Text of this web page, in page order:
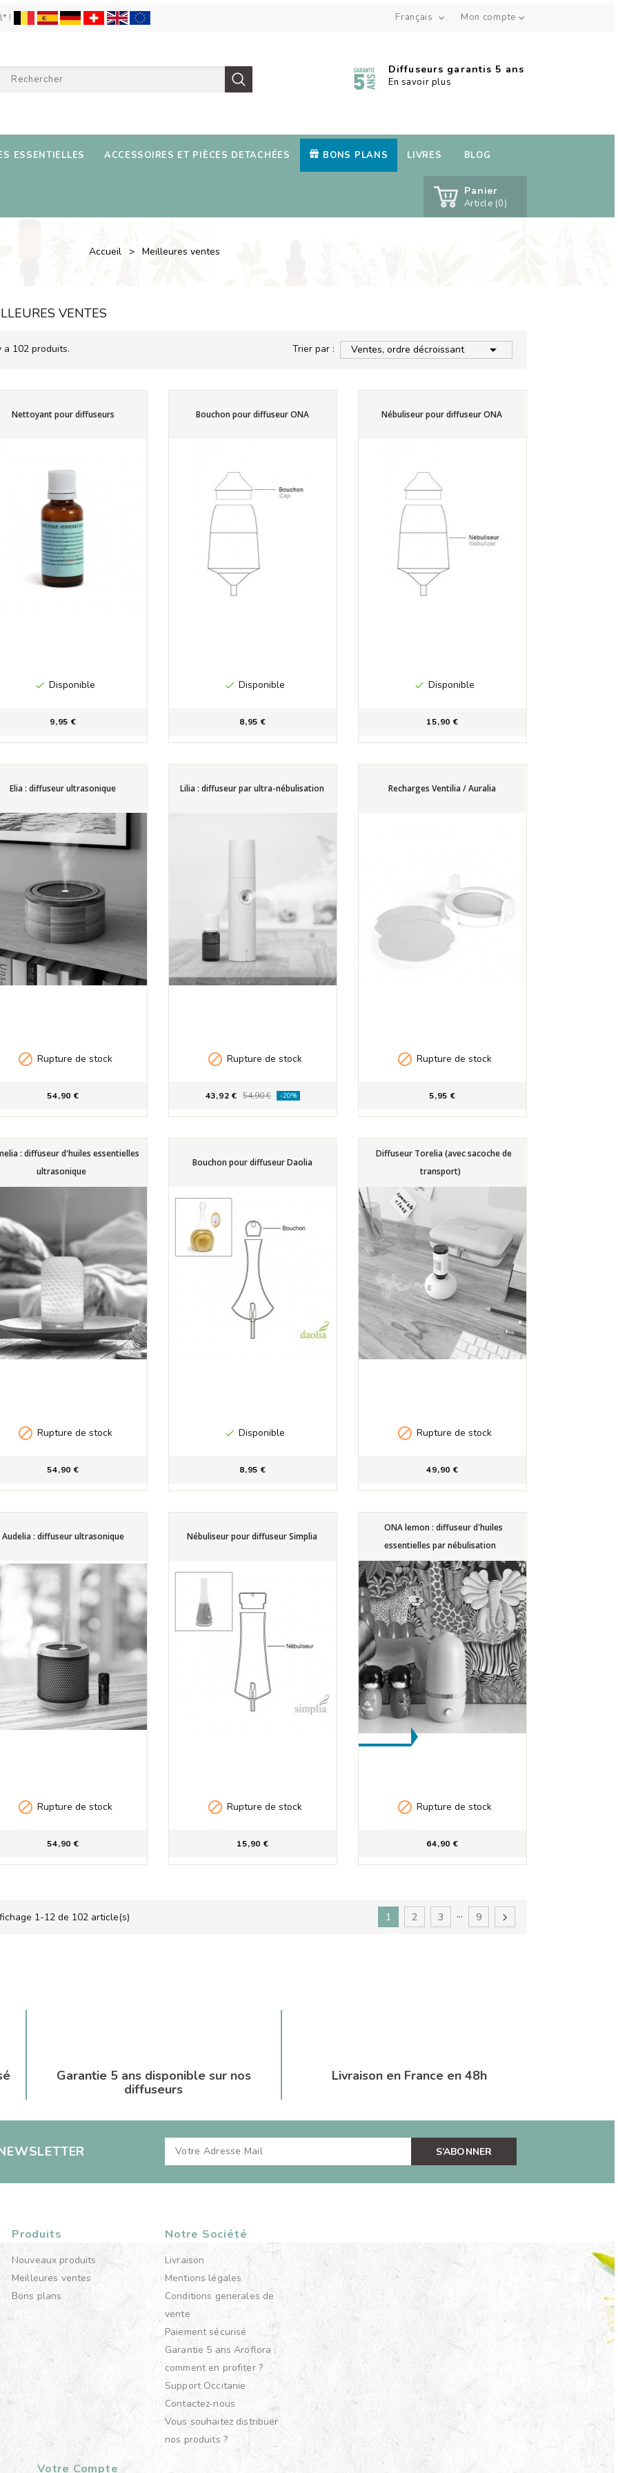
! Français  Mon compte 
Diffuseurs garantis 5 ans
En savoir plus
ESSENTIELLES ACCESSOIRES ET PIÈCES DETACHÉES BONS PLANS LIVRES BLOG
Article (0)
Panier
Accueil Meilleures ventes
VENTES
a 102 produits. Trier par : Ventes, ordre décroissant 
Nettoyant pour diffuseurs
 Disponible
9,95 €
Bouchon pour diffuseur ONA
 Disponible
8,95 €
Nébuliseur pour diffuseur ONA
 Disponible
15,90 €
Elia : diffuseur ultrasonique
 Rupture de stock
54,90 €
Lilia : diffuseur par ultra-nébulisation
 Rupture de stock
43,92 € 54,90 € -20%
Recharges Ventilia / Auralia
 Rupture de stock
5,95 €
: diffuseur d'huiles essentielles
ultrasonique
 Rupture de stock
54,90 €
Bouchon pour diffuseur Daolia
 Disponible
8,95 €
Diffuseur Torelia (avec sacoche de
transport)
 Rupture de stock
49,90 €
Audelia : diffuseur ultrasonique
 Rupture de stock
54,90 €
Nébuliseur pour diffuseur Simplia
 Rupture de stock
15,90 €
ONA lemon : diffuseur d'huiles
essentielles par nébulisation
 Rupture de stock
64,90 €
1-12 de 102 article(s) 1 2 3 … 9 
Garantie 5 ans disponible sur nos
diffuseurs
Livraison en France en 48h
Produits
Nouveaux produits
Meilleures ventes
Bons plans
Notre Société
Livraison
Mentions légales
Conditions generales de
vente
Paiement sécurisé
Garantie 5 ans Aroflora :
comment en profiter ?
Support Occitanie
Contactez-nous
Vous souhaitez distribuer
nos produits ?
Votre Compte